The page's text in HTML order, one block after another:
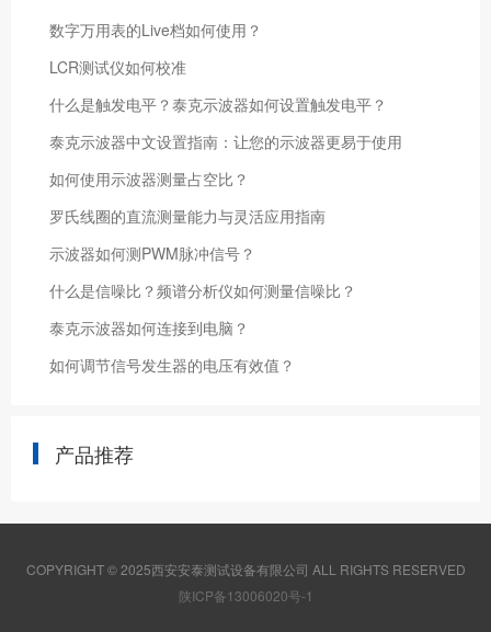
数字万用表的Live档如何使用？
LCR测试仪如何校准
什么是触发电平？泰克示波器如何设置触发电平？
泰克示波器中文设置指南：让您的示波器更易于使用
如何使用示波器测量占空比？
罗氏线圈的直流测量能力与灵活应用指南
示波器如何测PWM脉冲信号？
什么是信噪比？频谱分析仪如何测量信噪比？
泰克示波器如何连接到电脑？
如何调节信号发生器的电压有效值？
产品推荐
COPYRIGHT © 2025西安安泰测试设备有限公司 ALL RIGHTS RESERVED
陕ICP备13006020号-1